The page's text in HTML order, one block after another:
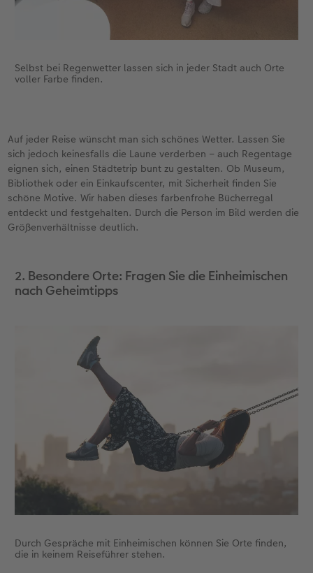
Selbst bei Regenwetter lassen sich in jeder Stadt auch Orte
voller Farbe finden.
Auf jeder Reise wünscht man sich schönes Wetter. Lassen Sie
sich jedoch keinesfalls die Laune verderben – auch Regentage
eignen sich, einen Städtetrip bunt zu gestalten. Ob Museum,
Bibliothek oder ein Einkaufscenter, mit Sicherheit finden Sie
schöne Motive. Wir haben dieses farbenfrohe Bücherregal
entdeckt und festgehalten. Durch die Person im Bild werden die
Größenverhältnisse deutlich.
2. Besondere Orte: Fragen Sie die Einheimischen
nach Geheimtipps
Durch Gespräche mit Einheimischen können Sie Orte finden,
die in keinem Reiseführer stehen.